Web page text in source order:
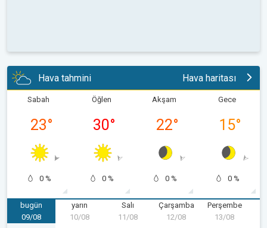
Hava tahmini Hava haritası
Sabah
23°
0 %
Öğlen
30°
0 %
Akşam
22°
0 %
Gece
15°
0 %
bugün
09/08 Pazar
09/08
yarın
10/08 Pazartesi
10/08
Salı
11/08
Çarşamba
12/08 Çarşamba
12/08
Perşembe
13/08